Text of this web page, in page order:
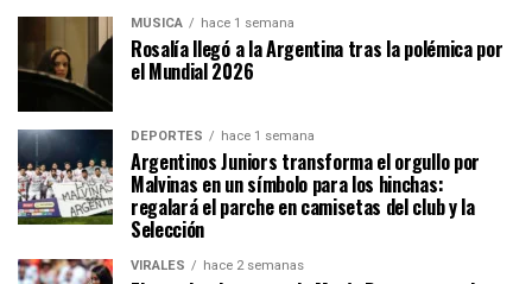
MÚSICA hace 1 semana
Rosalía llegó a la Argentina tras la polémica por
el Mundial 2026
DEPORTES hace 1 semana
Argentinos Juniors transforma el orgullo por
Malvinas en un símbolo para los hinchas:
regalará el parche en camisetas del club y la
Selección
VIRALES hace 2 semanas